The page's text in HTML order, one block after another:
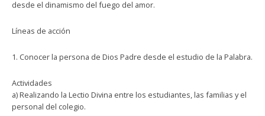
desde el dinamismo del fuego del amor.
Líneas de acción
1. Conocer la persona de Dios Padre desde el estudio de la Palabra.
Actividades
a) Realizando la Lectio Divina entre los estudiantes, las familias y el
personal del colegio.